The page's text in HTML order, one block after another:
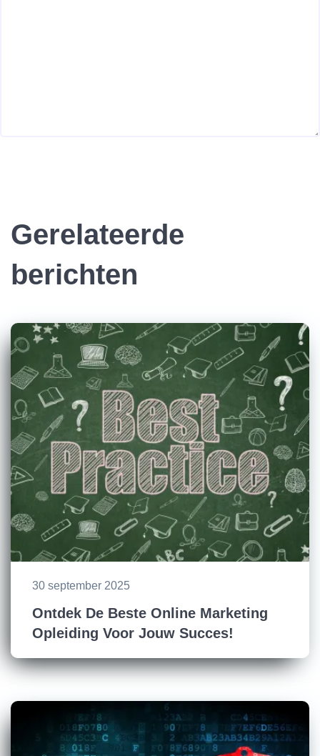
Gerelateerde
berichten
30 september 2025
Ontdek De Beste Online Marketing
Opleiding Voor Jouw Succes!